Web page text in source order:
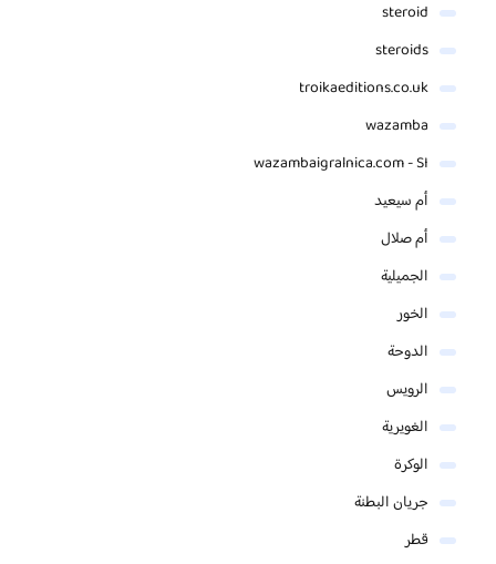
steroid
steroids
troikaeditions.co.uk
wazamba
wazambaigralnica.com - SI
أم سيعيد
أم صلال
الجميلية
الخور
الدوحة
الرويس
الغويرية
الوكرة
جريان البطنة
قطر